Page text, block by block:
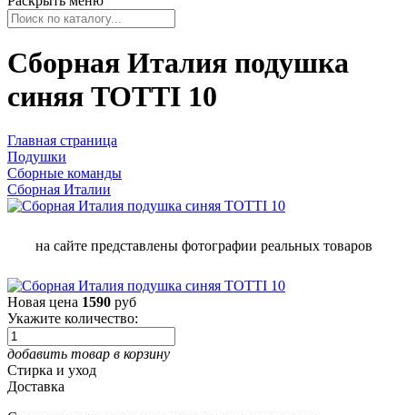
Сборная Италия подушка
синяя TOTTI 10
Главная страница
Подушки
Сборные команды
Сборная Италии
на сайте представлены фотографии реальных товаров
Новая цена 1590 руб
Укажите количество:
добавить товар в корзину
Стирка и уход
Доставка